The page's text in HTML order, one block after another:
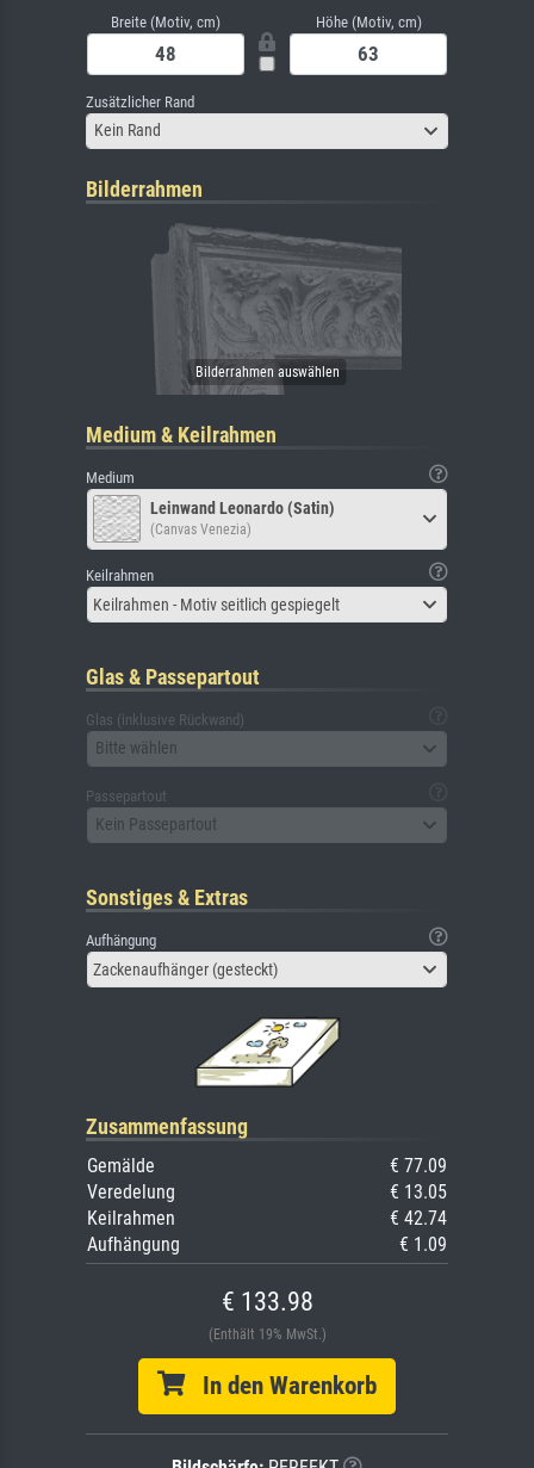
Breite (Motiv, cm) Höhe (Motiv, cm)
Zusätzlicher Rand
Kein Rand
Bilderrahmen
Medium & Keilrahmen
Medium
Leinwand Leonardo (Satin)
(Canvas Venezia)
Keilrahmen
Keilrahmen - Motiv seitlich gespiegelt
Glas & Passepartout
Glas (inklusive Rückwand)
Bitte wählen
Passepartout
Kein Passepartout
Sonstiges & Extras
Aufhängung
Zackenaufhänger (gesteckt)
Zusammenfassung
Gemälde
€ 77.09
Veredelung
€ 13.05
Keilrahmen
€ 42.74
Aufhängung
€ 1.09
€ 133.98
(Enthält 19% MwSt.)
In den Warenkorb